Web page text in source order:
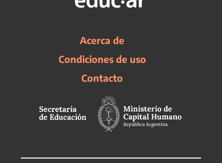
Acerca de
Condiciones de uso
Contacto